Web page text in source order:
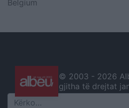
Belgium
© 2003 - 2026
gjitha të drejtat